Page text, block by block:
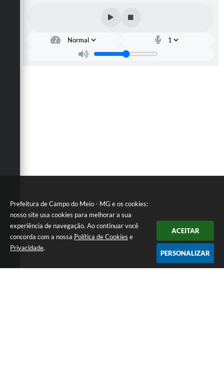
Prefeitura de Campo do Meio - MG e os cookies:
nosso site usa cookies para melhorar a sua
experiência de navegação. Ao continuar você
concorda com a nossa Política de Cookies e
Privacidade.
ACEITAR
PERSONALIZAR